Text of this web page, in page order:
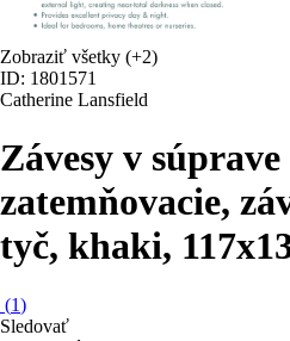
Zobraziť všetky (+2)
ID: 1801571
Catherine Lansfield
Závesy v
zatemňovacie,
tyč, khaki,
(1)
Sledovať